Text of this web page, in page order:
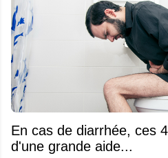
En cas de diarrhée, ces
d'une grande aide...